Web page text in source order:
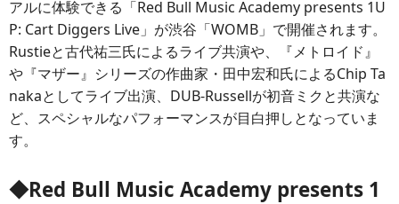
アルに体験できる「Red Bull Music Academy presents 1U
P: Cart Diggers Live」が渋谷「WOMB」で開催されます。
Rustieと古代祐三氏によるライブ共演や、『メトロイド』
や『マザー』シリーズの作曲家・田中宏和氏によるChip Ta
nakaとしてライブ出演、DUB-Russellが初音ミクと共演な
ど、スペシャルなパフォーマンスが目白押しとなっていま
す。
◆Red Bull Music Academy presents 1